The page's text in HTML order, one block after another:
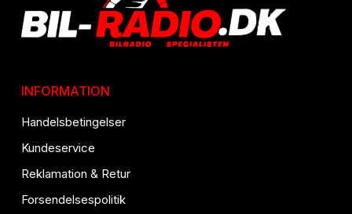
INFORMATION
Handelsbetingelser
Kundeservice
Reklamation & Retur
Forsendelsespolitik